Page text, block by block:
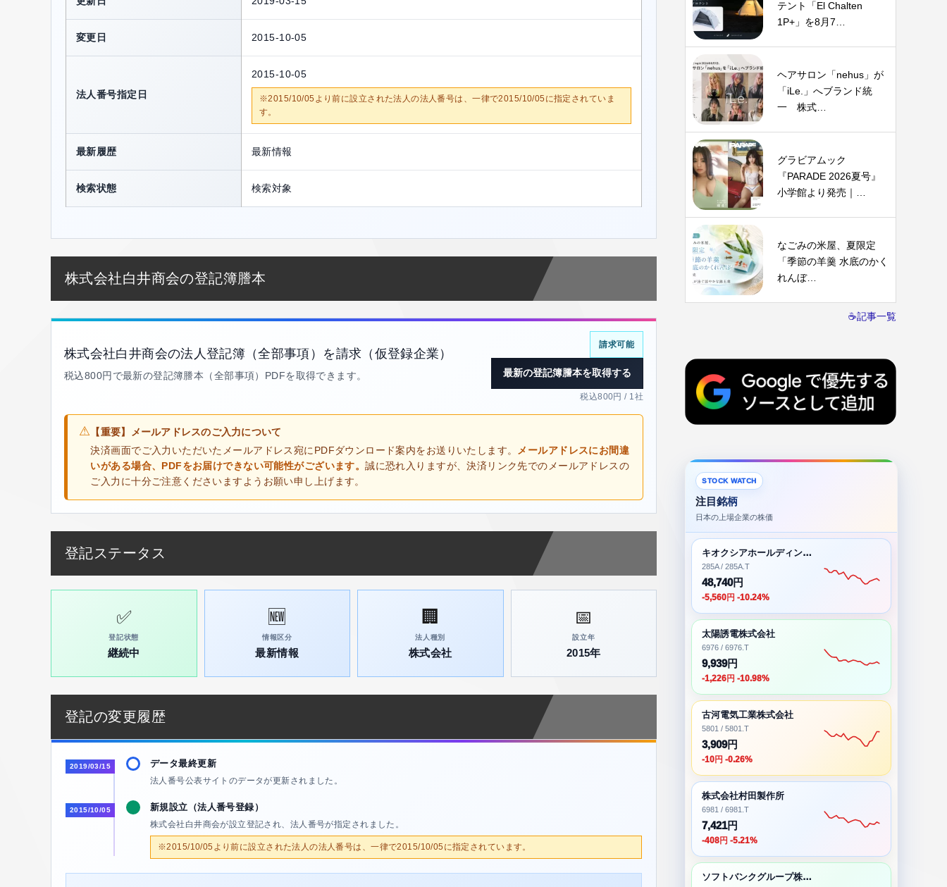
変更日 2015-10-05
法人番号指定日
2015-10-05
※2015/10/05より前に設立された法人の法人番号は、一律で2015/10/05に指定されていま
す。
最新履歴 最新情報
検索状態 検索対象
株式会社白井商会の登記簿謄本
株式会社白井商会の法人登記簿（全部事項）を請求（仮登録企業）
税込800円で最新の登記簿謄本（全部事項）PDFを取得できます。
請求可能
最新の登記簿謄本を取得する
税込800円 / 1社
⚠ 【重要】メールアドレスのご入力について
決済画面でご入力いただいたメールアドレス宛にPDFダウンロード案内をお送りいたします。 メールアドレスにお間違
いがある場合、PDFをお届けできない可能性がございます。誠に恐れ入りますが、決済リンク先でのメールアドレスの
ご入力に十分ご注意くださいますようお願い申し上げます。
登記ステータス
✅
登記状態
継続中
🆕
情報区分
最新情報
🏢
法人種別
株式会社
📅
設立年
2015年
登記の変更履歴
2019/03/15 データ最終更新
法人番号公表サイトのデータが更新されました。
2015/10/05 新規設立（法人番号登録）
株式会社白井商会が設立登記され、法人番号が指定されました。
※2015/10/05より前に設立された法人の法人番号は、一律で2015/10/05に指定されています。
テント「El Chalten
1P+」を8月7…
ヘアサロン「nehus」が
「iLe.」へブランド統
一 株式…
グラビアムック
『PARADE 2026夏号』
小学館より発売｜…
なごみの米屋、夏限定
「季節の羊羹 水底のかく
れんぼ…
☕記事一覧
STOCK WATCH
注目銘柄
日本の上場企業の株価
キオクシアホールディングス株式会社
285A / 285A.T
48,740円
-5,560円 -10.24%
太陽誘電株式会社
6976 / 6976.T
9,939円
-1,226円 -10.98%
古河電気工業株式会社
5801 / 5801.T
3,909円
-10円 -0.26%
株式会社村田製作所
6981 / 6981.T
7,421円
-408円 -5.21%
ソフトバンクグループ株式会社